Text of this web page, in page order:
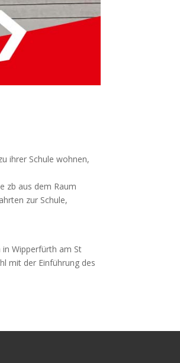
ihrer Schule wohnen,
zb aus dem Raum
zur Schule,
Wipperfürth am St
mit der Einführung des